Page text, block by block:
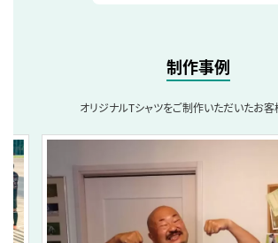
制作事例
オリジナルTシャツをご制作いただいたお